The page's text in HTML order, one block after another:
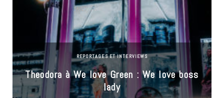
REPORTAGES ET INTERVIEWS
Theodora à We love Green : We love boss
lady